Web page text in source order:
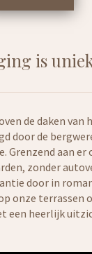
is
de daken van
door de
Grenzend aan er
zonder
door in
onze terrassen
een heerlijk